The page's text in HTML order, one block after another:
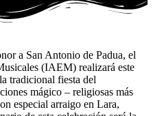
a San Antonio de Padua, el
(IAEM) realizará este
tradicional fiesta del
mágico – religiosas más
especial arraigo en Lara,